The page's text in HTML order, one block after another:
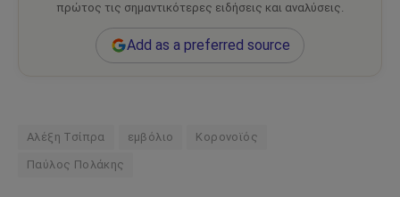
πρώτος τις σημαντικότερες ειδήσεις και αναλύσεις.
Add as a preferred source
Αλέξη Τσίπρα εμβόλιο Κορονοϊός
Παύλος Πολάκης